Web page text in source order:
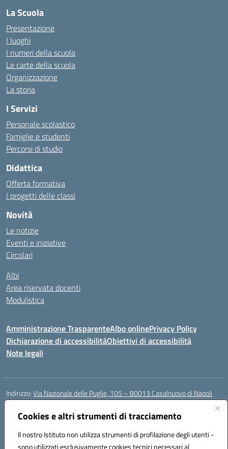
Cookies e altri strumenti di tracciamento
Il nostro Istituto non utilizza strumenti di profilazione degli utenti -
sono utilizzati esclusivamente cookies tecnici necessari al
La Scuola
Presentazione
I luoghi
I numeri della scuola
Le carte della scuola
Organizzazione
La storia
I Servizi
Personale scolastico
Famiglie e studenti
Percorsi di studio
Didattica
Offerta formativa
I progetti delle classi
Novità
Le notizie
Eventi e iniziative
Circolari
Albi
Area riservata docenti
Modulistica
Amministrazione TrasparenteAlbo onlinePrivacy Policy
Dichiarazione di accessibilitàObiettivi di accessibilità
Note legali
Indirizzo:Via Nazionale delle Puglie, 105 – 80013 Casalnuovo di Napoli
Centralino:
Email:naee32300a@istruzione.it
Codice fiscale: 93007720639